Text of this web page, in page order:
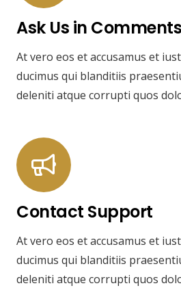
Ask Us in Comments
At vero eos et accusamus et
ducimus qui blanditiis
deleniti atque corrupti quos
Contact Support
At vero eos et accusamus et
ducimus qui blanditiis
deleniti atque corrupti quos